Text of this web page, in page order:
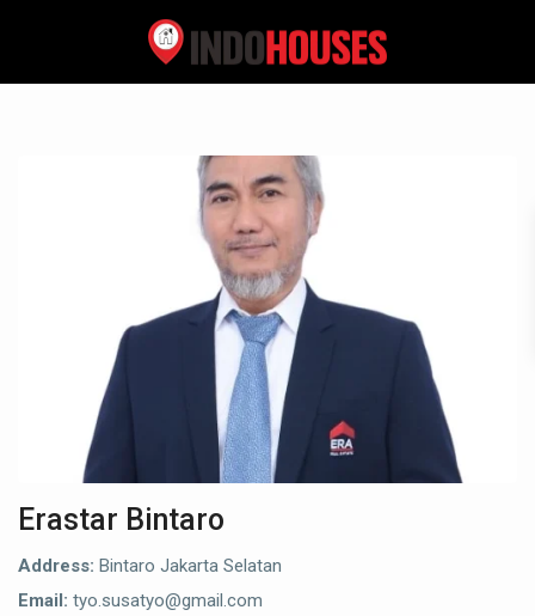
Erastar Bintaro
Address: Bintaro Jakarta Selatan
Email: tyo.susatyo@gmail.com